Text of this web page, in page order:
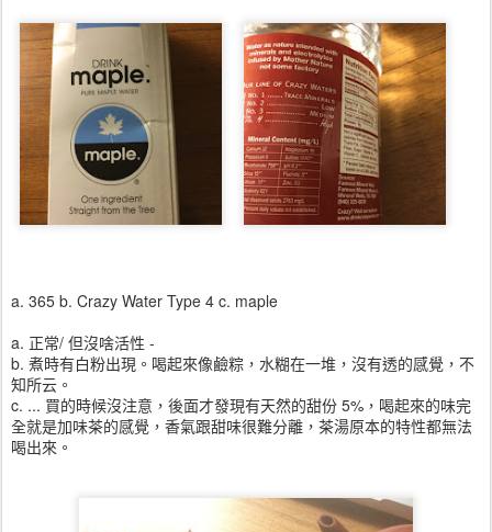
a. 365 b. Crazy Water Type 4 c. maple
a. 正常/ 但沒啥活性 -
b. 煮時有白粉出現。喝起來像鹼粽，水糊在一堆，沒有透的感覺，不
知所云。
c. ... 買的時候沒注意，後面才發現有天然的甜份 5%，喝起來的味完
全就是加味茶的感覺，香氣跟甜味很難分離，茶湯原本的特性都無法
喝出來。